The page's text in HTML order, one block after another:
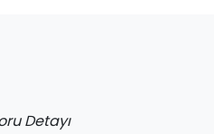
Detayı